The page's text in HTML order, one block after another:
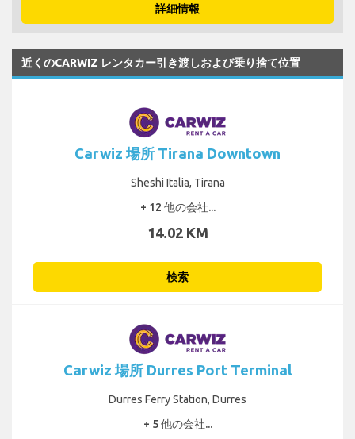
詳細情報
近くのCARWIZ レンタカー引き渡しおよび乗り捨て位置
Carwiz 場所 Tirana Downtown
Sheshi Italia, Tirana
+ 12 他の会社...
14.02 KM
検索
Carwiz 場所 Durres Port Terminal
Durres Ferry Station, Durres
+ 5 他の会社...